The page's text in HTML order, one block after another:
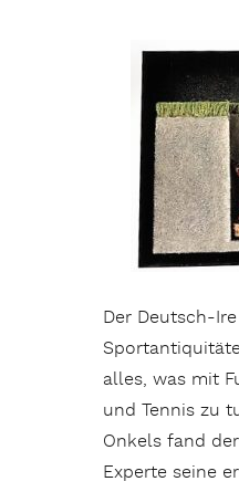
Der Deutsch-
alles, was mit
und Tennis zu
Onkels fand
Experte seine